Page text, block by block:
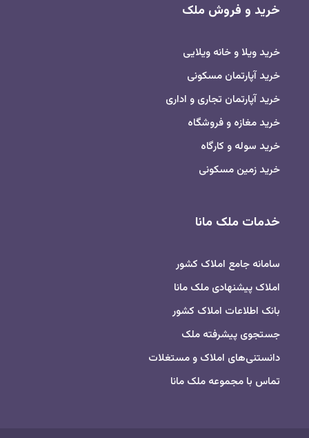
خرید و فروش ملک
خرید ویلا و خانه ویلایی
خرید آپارتمان مسکونی
خرید آپارتمان تجاری و اداری
خرید مغازه و فروشگاه
خرید سوله و کارگاه
خرید زمین مسکونی
خدمات ملک مانا
سامانه جامع املاک کشور
املاک پیشنهادی ملک مانا
بانک اطلاعات املاک کشور
جستجوی پیشرفته ملک
دانستنی‌های املاک و مستغلات
تماس با مجموعه ملک مانا